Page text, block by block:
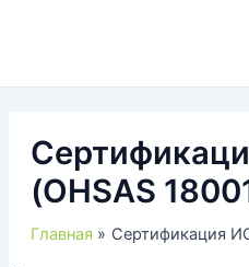
(OHSAS
Главная Сертификация